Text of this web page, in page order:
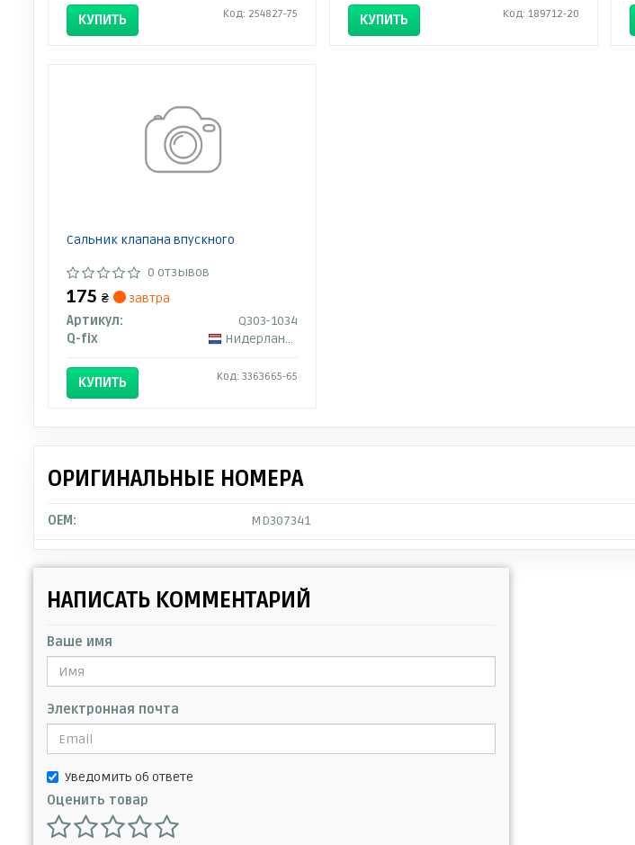
КУПИТЬ Код: 254827-75 КУПИТЬ Код: 189712-20
Сальник клапана впускного
0 отзывов
175 ₴
завтра
Артикул:
Q303-1034
Q-fix
Нидерланды
КУПИТЬ Код: 3363665-65
ОРИГИНАЛЬНЫЕ НОМЕРА
OEM: MD307341
НАПИСАТЬ КОММЕНТАРИЙ
Ваше имя
Электронная почта
Уведомить об ответе
Оценить товар